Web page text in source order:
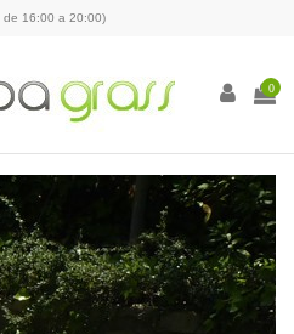
de 16:00 a 20:00)
0